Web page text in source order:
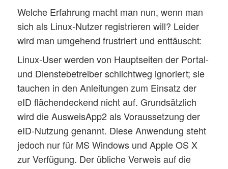
Welche Erfahrung macht man nun, wenn man
sich als Linux-Nutzer registrieren will? Leider
wird man umgehend frustriert und enttäuscht:
Linux-User werden von Hauptseiten der Portal-
und Dienstebetreiber schlichtweg ignoriert; sie
tauchen in den Anleitungen zum Einsatz der
eID flächendeckend nicht auf. Grundsätzlich
wird die AusweisApp2 als Voraussetzung der
eID-Nutzung genannt. Diese Anwendung steht
jedoch nur für MS Windows und Apple OS X
zur Verfügung. Der übliche Verweis auf die